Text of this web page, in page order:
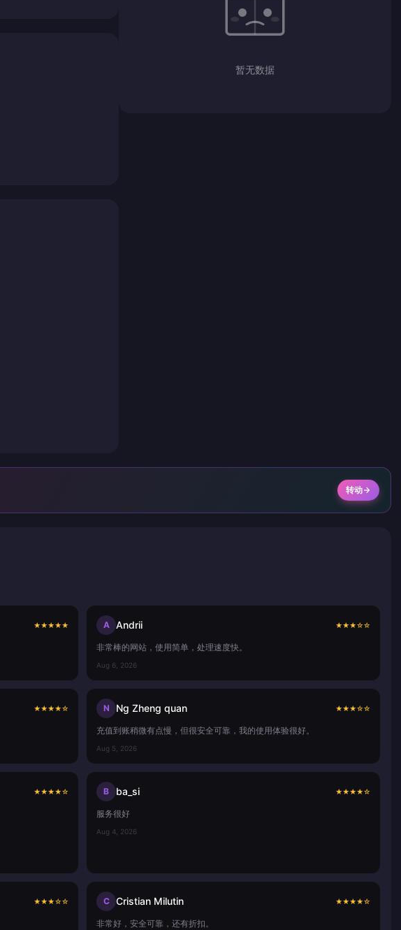
暂无数据
转动
★★★★★ A Andrii ★★★☆☆
非常棒的网站，使用简单，处理速度快。
Aug 6, 2026
★★★★☆ N Ng Zheng quan ★★★☆☆
充值到账稍微有点慢，但很安全可靠，我的使用体验很好。
Aug 5, 2026
★★★★☆ B ba_si ★★★★☆
服务很好
Aug 4, 2026
★★★☆☆ C Cristian Milutin ★★★★☆
非常好，安全可靠，还有折扣。